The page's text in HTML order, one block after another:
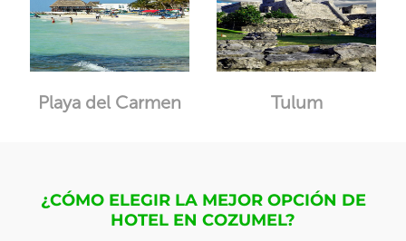
Playa del Carmen Tulum
¿CÓMO ELEGIR LA MEJOR OPCIÓN DE
HOTEL EN COZUMEL?